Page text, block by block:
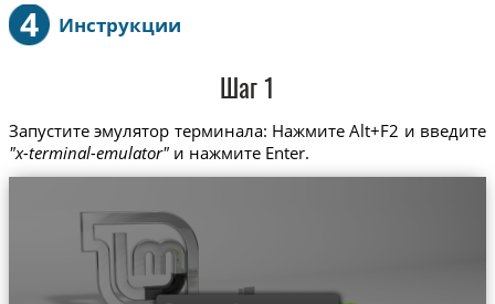
4 Инструкции
Шаг 1
Запустите эмулятор терминала: Нажмите Alt+F2 и введите
"x-terminal-emulator"и нажмите Enter.